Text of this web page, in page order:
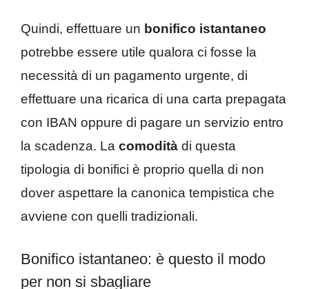
Quindi, effettuare un bonifico istantaneo
potrebbe essere utile qualora ci fosse la
necessità di un pagamento urgente, di
effettuare una ricarica di una carta prepagata
con IBAN oppure di pagare un servizio entro
la scadenza. La comodità di questa
tipologia di bonifici è proprio quella di non
dover aspettare la canonica tempistica che
avviene con quelli tradizionali.
Bonifico istantaneo: è questo il modo
per non si sbagliare